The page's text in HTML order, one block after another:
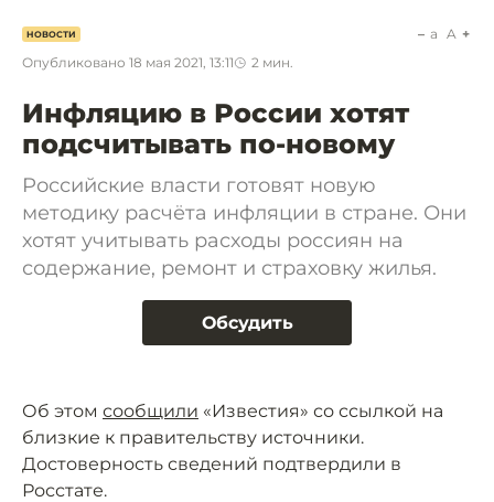
НОВОСТИ
Опубликовано 18 мая 2021, 13:11 2 мин.
a A
Инфляцию в России хотят
подсчитывать по-новому
Российские власти готовят новую
методику расчёта инфляции в стране. Они
хотят учитывать расходы россиян на
содержание, ремонт и страховку жилья.
Обсудить
Об этом сообщили «Известия» со ссылкой на
близкие к правительству источники.
Достоверность сведений подтвердили в
Росстате.